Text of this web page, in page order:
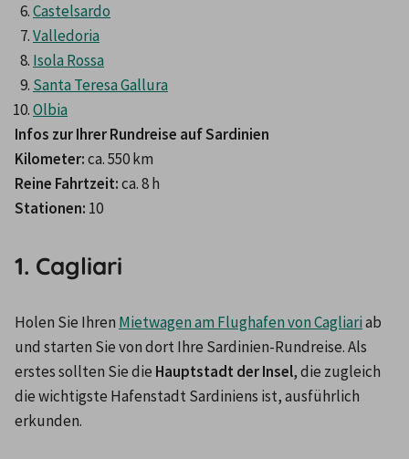
Castelsardo
Valledoria
Isola Rossa
Santa Teresa Gallura
Olbia
Infos zur Ihrer Rundreise auf Sardinien
Kilometer:
Reine Fahrtzeit:
Stationen:
1. Cagliari
Holen Sie Ihren Mietwagen am Flughafen von Cagliari ab
und starten Sie von dort Ihre Sardinien-Rundreise. Als
erstes sollten Sie die Hauptstadt der Insel, die zugleich
die wichtigste Hafenstadt Sardiniens ist, ausführlich
erkunden.